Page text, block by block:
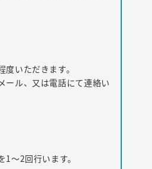
リシー
いただきます。
ール、又は電話にて連絡い
～2回行います。